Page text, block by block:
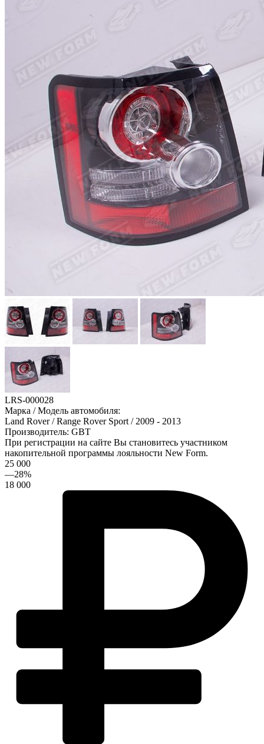
LRS-000028
Марка / Модель автомобиля:
Land Rover / Range Rover Sport / 2009 - 2013
Производитель: GBT
При регистрации на сайте Вы становитесь участником
накопительной программы лояльности New Form.
25 000
—28%
18 000